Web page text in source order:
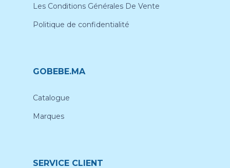
Les Conditions Générales De Vente
Politique de confidentialité
GOBEBE.MA
Catalogue
Marques
SERVICE CLIENT